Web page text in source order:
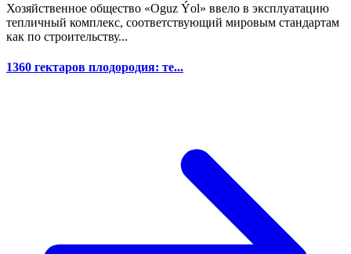
Хозяйственное общество «Oguz Ýol» ввело в эксплуатацию
тепличный комплекс, соответствующий мировым стандартам
как по строительству...
1360 гектаров плодородия: те...